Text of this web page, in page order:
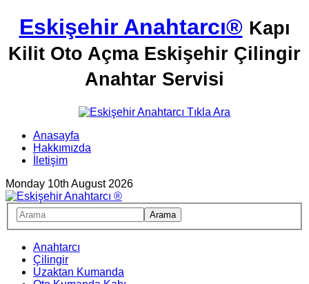
Eskişehir Anahtarcı® Kapı
Kilit Oto Açma Eskişehir Çilingir
Anahtar Servisi
Anasayfa
Hakkımızda
İletişim
Monday 10th August 2026
Anahtarcı
Çilingir
Uzaktan Kumanda